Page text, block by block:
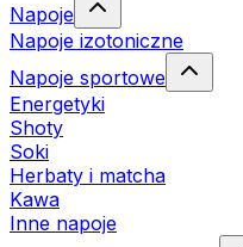
Napoje
Napoje izotoniczne
Napoje sportowe
Energetyki
Shoty
Soki
Herbaty i matcha
Kawa
Inne napoje